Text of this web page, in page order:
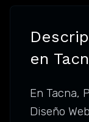
en
En Tacna,
Diseño